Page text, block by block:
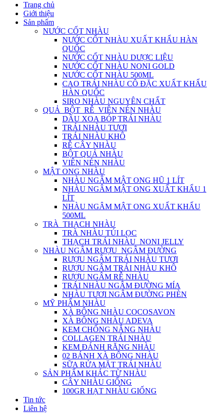
Trang chủ
Giới thiệu
Sản phẩm
NƯỚC CỐT NHÀU
NƯỚC CỐT NHÀU XUẤT KHẨU HÀN
QUỐC
NƯỚC CỐT NHÀU DƯỢC LIỆU
NƯỚC CỐT NHÀU NONI GOLD
NƯỚC CỐT NHÀU 500ML
CAO TRÁI NHÀU CÔ ĐẶC XUẤT KHẨU
HÀN QUỐC
SIRO NHÀU NGUYÊN CHẤT
QUẢ_BỘT_RỄ_VIÊN NÉN NHÀU
DẦU XOA BÓP TRÁI NHÀU
TRÁI NHÀU TƯƠI
TRÁI NHÀU KHÔ
RỄ CÂY NHÀU
BỘT QUẢ NHÀU
VIÊN NÉN NHÀU
MẬT ONG NHÀU
NHÀU NGÂM MẬT ONG HŨ 1 LÍT
NHÀU NGÂM MẬT ONG XUẤT KHẨU 1
LÍT
NHÀU NGÂM MẬT ONG XUẤT KHẨU
500ML
TRÀ_THẠCH NHÀU
TRÀ NHÀU TÚI LỌC
THẠCH TRÁI NHÀU_NONI JELLY
NHÀU NGÂM RƯỢU_NGÂM ĐƯỜNG
RƯỢU NGÂM TRÁI NHÀU TƯƠI
RƯỢU NGÂM TRÁI NHÀU KHÔ
RƯỢU NGÂM RỄ NHÀU
TRÁI NHÀU NGÂM ĐƯỜNG MÍA
NHÀU TƯƠI NGÂM ĐƯỜNG PHÈN
MỸ PHẨM NHÀU
XÀ BÔNG NHÀU COCOSAVON
XÀ BÔNG NHÀU ADEVA
KEM CHỐNG NẮNG NHÀU
COLLAGEN TRÁI NHÀU
KEM ĐÁNH RĂNG NHÀU
02 BÁNH XÀ BÔNG NHÀU
SỮA RỬA MẶT TRÁI NHÀU
SẢN PHẨM KHÁC TỪ NHÀU
CÂY NHÀU GIỐNG
100GR HẠT NHÀU GIỐNG
Tin tức
Liên hệ